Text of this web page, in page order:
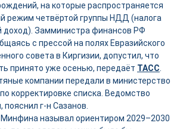
на которые распространяется
режим четвёртой группы НДД (налога
доход). Замминистра финансов РФ
с прессой на полях Евразийского
совета в Киргизии, допустил, что
принято уже осенью, передаёт ТАСС
компании передали в министерство
корректировке списка. Ведомство
г-н Сазанов.
называл ориентиром 2029–2030